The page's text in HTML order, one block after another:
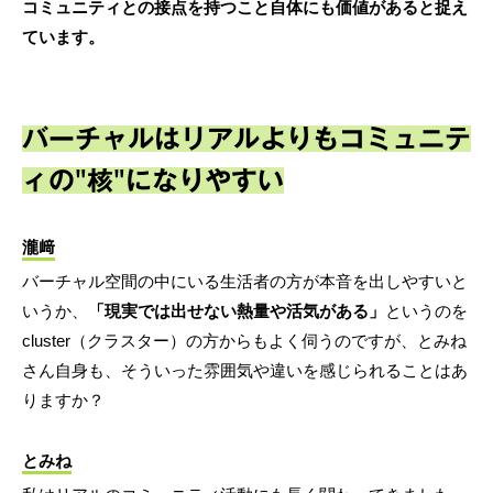
コミュニティとの接点を持つこと自体にも価値があると捉え
ています。
バーチャルはリアルよりもコミュニテ
ィの"核"になりやすい
瀧﨑
バーチャル空間の中にいる生活者の方が本音を出しやすいと
いうか、
「現実では出せない熱量や活気がある」 というのを
cluster（クラスター）の方からもよく伺うのですが、とみね
さん自身も、そういった雰囲気や違いを感じられることはあ
りますか？
とみね